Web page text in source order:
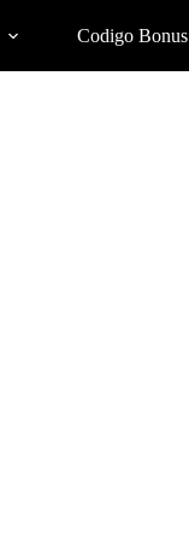
Codigo Bonus